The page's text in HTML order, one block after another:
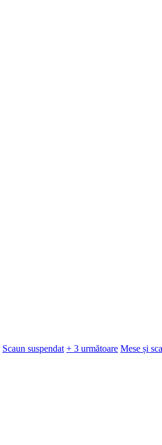
Scaun suspendat + 3 următoare Mese și